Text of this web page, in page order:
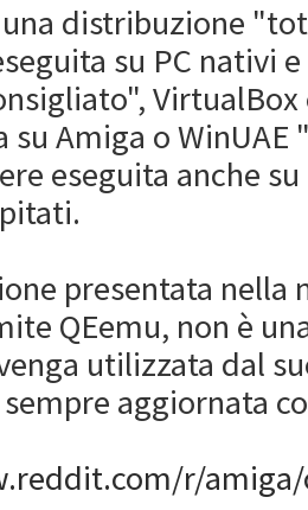
una distribuzione
su PC nativi
VirtualBox
su Amiga o
eseguita anche
presentata nella
QEemu, non è
utilizzata dal
sempre aggiornata
r/